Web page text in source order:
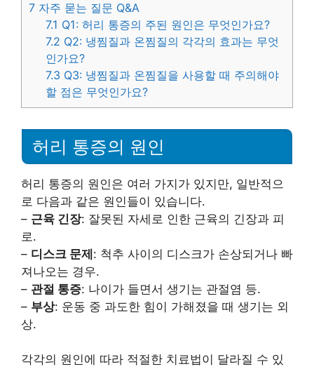
7 자주 묻는 질문 Q&A
7.1 Q1: 허리 통증의 주된 원인은 무엇인가요?
7.2 Q2: 냉찜질과 온찜질의 각각의 효과는 무엇
인가요?
7.3 Q3: 냉찜질과 온찜질을 사용할 때 주의해야
할 점은 무엇인가요?
허리 통증의 원인
허리 통증의 원인은 여러 가지가 있지만, 일반적으
로 다음과 같은 원인들이 있습니다.
– 근육 긴장: 잘못된 자세로 인한 근육의 긴장과 피
로.
– 디스크 문제: 척추 사이의 디스크가 손상되거나 빠
져나오는 경우.
– 관절 통증: 나이가 들면서 생기는 관절염 등.
– 부상: 운동 중 과도한 힘이 가해졌을 때 생기는 외
상.
각각의 원인에 따라 적절한 치료법이 달라질 수 있